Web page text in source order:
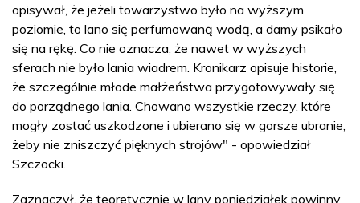
opisywał, że jeżeli towarzystwo było na wyższym
poziomie, to lano się perfumowaną wodą, a damy psikało
się na rękę. Co nie oznacza, że nawet w wyższych
sferach nie było lania wiadrem. Kronikarz opisuje historie,
że szczególnie młode małżeństwa przygotowywały się
do porządnego lania. Chowano wszystkie rzeczy, które
mogły zostać uszkodzone i ubierano się w gorsze ubranie,
żeby nie zniszczyć pięknych strojów" - opowiedział
Szczocki.
Zaznaczył, że teoretycznie w lany poniedziałek powinny